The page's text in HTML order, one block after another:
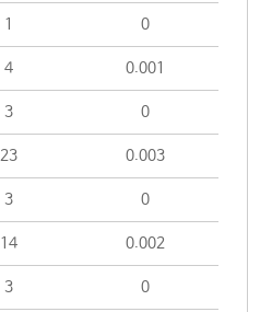
1 0
4 0.001
3 0
23 0.003
3 0
14 0.002
3 0